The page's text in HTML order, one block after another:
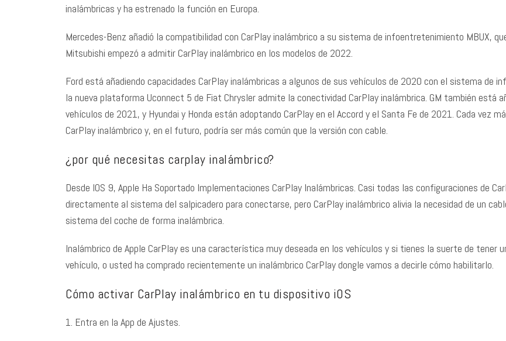
inalámbricas y ha estrenado la función en Europa.
Mercedes-Benz añadió la compatibilidad con CarPlay inalámbrico a su sistema de infoentretenimiento MBUX,
Mitsubishi empezó a admitir CarPlay inalámbrico en los modelos de 2022.
Ford está añadiendo capacidades CarPlay inalámbricas a algunos de sus vehículos de 2020 con el sistema de
la nueva plataforma Uconnect 5 de Fiat Chrysler admite la conectividad CarPlay inalámbrica. GM también está
vehículos de 2021, y Hyundai y Honda están adoptando CarPlay en el Accord y el Santa Fe de 2021. Cada vez
CarPlay inalámbrico y, en el futuro, podría ser más común que la versión con cable.
¿por qué necesitas carplay inalámbrico?
Desde IOS 9, Apple Ha Soportado Implementaciones CarPlay Inalámbricas. Casi todas las configuraciones de
directamente al sistema del salpicadero para conectarse, pero CarPlay inalámbrico alivia la necesidad de un
sistema del coche de forma inalámbrica.
Inalámbrico de Apple CarPlay es una característica muy deseada en los vehículos y si tienes la suerte de tener
vehículo, o usted ha comprado recientemente un inalámbrico CarPlay dongle vamos a decirle cómo habilitarlo.
Cómo activar CarPlay inalámbrico en tu dispositivo iOS
1. Entra en la App de Ajustes.